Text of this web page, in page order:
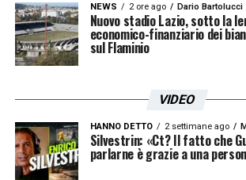
NEWS 2 ore ago Dario Bartolucci
Nuovo stadio Lazio, sotto la
economico-finanziario dei
sul Flaminio
VIDEO
HANNO DETTO 2 settimane ago
Silvestrin: «Ct? Il fatto che
parlarne è grazie a una